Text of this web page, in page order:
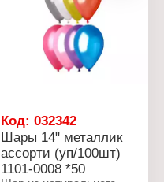
Код:032342
Шары 14" металлик
ассорти (уп/100шт)
1101-0008 *50